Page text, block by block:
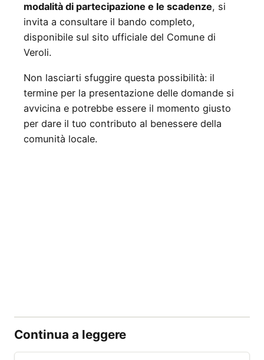
modalità di partecipazione e le scadenze, si
invita a consultare il bando completo,
disponibile sul sito ufficiale del Comune di
Veroli.
Non lasciarti sfuggire questa possibilità: il
termine per la presentazione delle domande si
avvicina e potrebbe essere il momento giusto
per dare il tuo contributo al benessere della
comunità locale.
Continua a leggere